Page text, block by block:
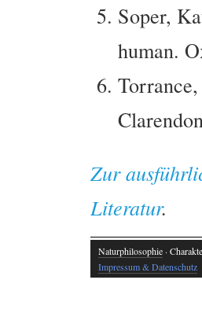
Soper,
human.
Zur
Literatur.
Naturphilosophie ·
Impressum & Datenschutz